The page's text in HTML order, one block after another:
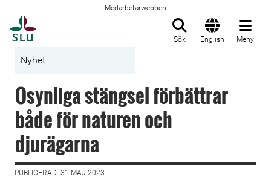
Medarbetarwebben
Sök English Meny
Nyhet
Osynliga stängsel förbättrar
både för naturen och
djurägarna
PUBLICERAD: 31 MAJ 2023